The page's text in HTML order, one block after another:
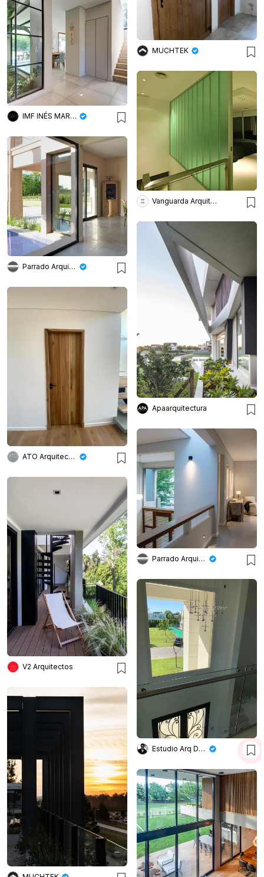
MUCHTEK
IMF INÉS MARTINEZ FERRARIO
Vanguarda Arquitectos
Parrado Arquitectura
Apaarquitectura
ATO Arquitectos
Parrado Arquitectura
V2 Arquitectos
Estudio Arq Daniel Tarrio